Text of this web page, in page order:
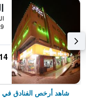
3.9
شاهد أرخص الفنادق في